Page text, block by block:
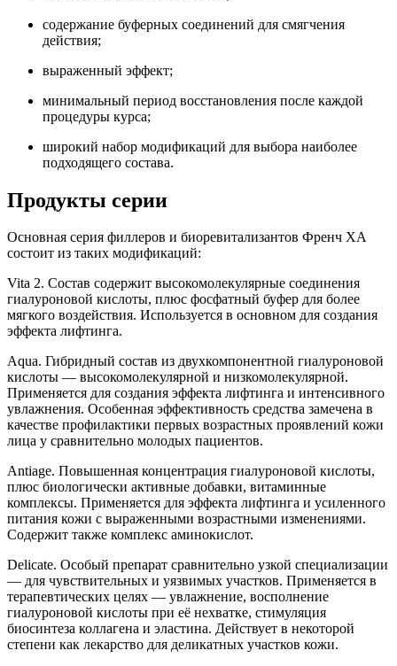
содержание буферных соединений для смягчения
действия;
выраженный эффект;
минимальный период восстановления после каждой
процедуры курса;
широкий набор модификаций для выбора наиболее
подходящего состава.
Продукты серии
Основная серия филлеров и биоревитализантов Френч ХА
состоит из таких модификаций:
Vita 2. Состав содержит высокомолекулярные соединения
гиалуроновой кислоты, плюс фосфатный буфер для более
мягкого воздействия. Используется в основном для создания
эффекта лифтинга.
Aqua. Гибридный состав из двухкомпонентной гиалуроновой
кислоты — высокомолекулярной и низкомолекулярной.
Применяется для создания эффекта лифтинга и интенсивного
увлажнения. Особенная эффективность средства замечена в
качестве профилактики первых возрастных проявлений кожи
лица у сравнительно молодых пациентов.
Antiage. Повышенная концентрация гиалуроновой кислоты,
плюс биологически активные добавки, витаминные
комплексы. Применяется для эффекта лифтинга и усиленного
питания кожи с выраженными возрастными изменениями.
Содержит также комплекс аминокислот.
Delicate. Особый препарат сравнительно узкой специализации
— для чувствительных и уязвимых участков. Применяется в
терапевтических целях — увлажнение, восполнение
гиалуроновой кислоты при её нехватке, стимуляция
биосинтеза коллагена и эластина. Действует в некоторой
степени как лекарство для деликатных участков кожи.